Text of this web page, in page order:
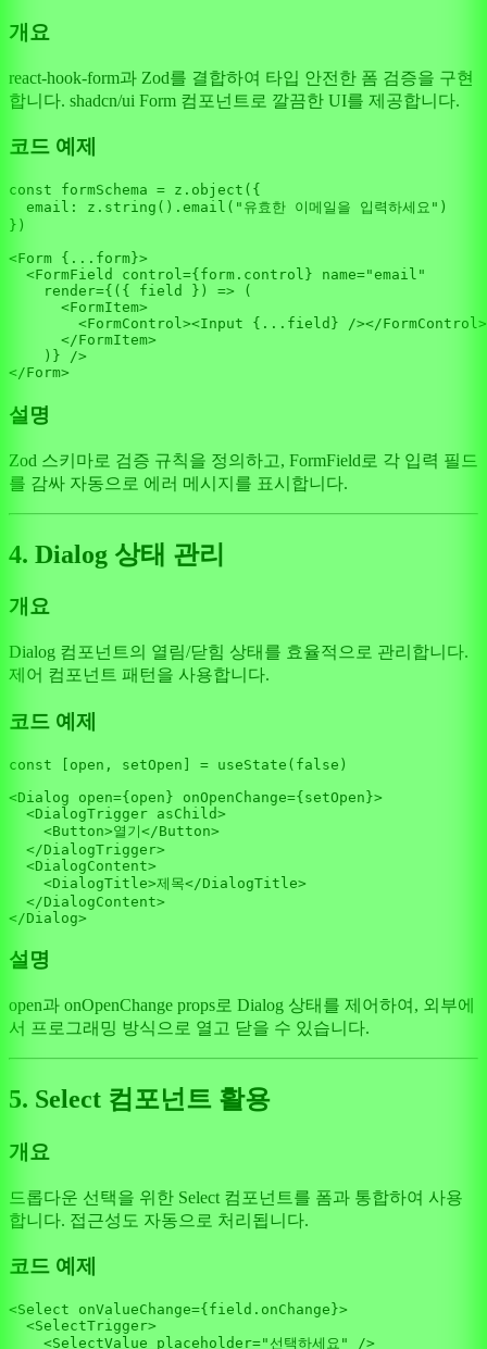
개요
react-hook-form과 Zod를 결합하여 타입 안전한 폼 검증을 구현
합니다. shadcn/ui Form 컴포넌트로 깔끔한 UI를 제공합니다.
코드 예제
const formSchema = z. object ({
email : z. string (). email ( "유효한 이메일을 입력하세요" )
})
<Form {...form}>
<FormField control={form.control} name="email"
render={({ field }) => (
<FormItem>
<FormControl><Input { ...field } /></FormControl>
</FormItem>
    )} />
</Form
설명
Zod 스키마로 검증 규칙을 정의하고, FormField로 각 입력 필드
를 감싸 자동으로 에러 메시지를 표시합니다.
4. Dialog 상태 관리
개요
Dialog 컴포넌트의 열림/닫힘 상태를 효율적으로 관리합니다.
제어 컴포넌트 패턴을 사용합니다.
코드 예제
const [open, setOpen] = useState ( false )
<Dialog open={open} onOpenChange={setOpen}>
<DialogTrigger asChild>
<Button>열기</Button>
</DialogTrigger>
<DialogContent>
<DialogTitle>제목</DialogTitle>
</DialogContent>
</Dialog
설명
open과 onOpenChange props로 Dialog 상태를 제어하여, 외부에
서 프로그래밍 방식으로 열고 닫을 수 있습니다.
5. Select 컴포넌트 활용
개요
드롭다운 선택을 위한 Select 컴포넌트를 폼과 통합하여 사용
합니다. 접근성도 자동으로 처리됩니다.
코드 예제
<Select onValueChange={field. onChange }>
<SelectTrigger>
<SelectValue placeholder="선택하세요"
/>